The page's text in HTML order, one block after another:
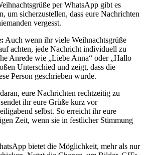
per WhatsApp gibt es
um sicherzustellen, dass eure Nachrichten
vergesst.
Auch wenn ihr viele Weihnachtsgrüße
achten, jede Nachricht individuell zu
Anrede wie „Liebe Anna“ oder „Hallo
Unterschied und zeigt, dass die
Person geschrieben wurde.
eure Nachrichten rechtzeitig zu
ihr eure Grüße kurz vor
selbst. So erreicht ihr eure
Zeit, wenn sie in festlicher Stimmung
bietet die Möglichkeit, mehr als nur